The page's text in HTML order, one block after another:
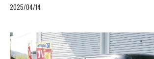
2025/04/14